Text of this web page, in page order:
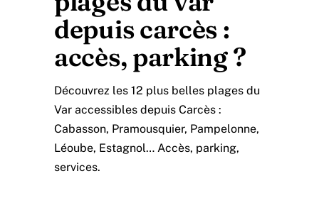
depuis carcès :
accès, parking ?
Découvrez les 12 plus belles plages du
Var accessibles depuis Carcès :
Cabasson, Pramousquier, Pampelonne,
Léoube, Estagnol… Accès, parking,
services.